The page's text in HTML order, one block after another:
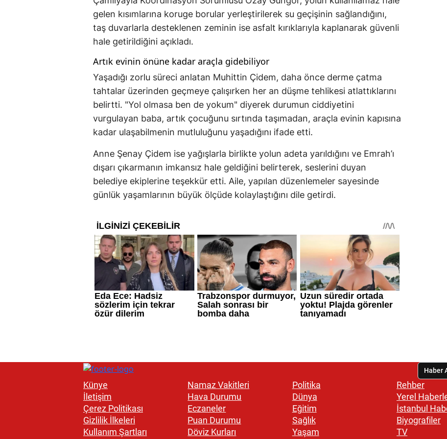
gelen kısımlarına koruge borular yerleştirilerek su geçişinin sağlandığını,
taş duvarlarla desteklenen zeminin ise asfalt kırıklarıyla kaplanarak güvenli
hale getirildiğini açıkladı.
Artık evinin önüne kadar araçla gidebiliyor
Yaşadığı zorlu süreci anlatan Muhittin Çidem, daha önce derme çatma
tahtalar üzerinden geçmeye çalışırken her an düşme tehlikesi atlattıklarını
belirtti. "Yol olmasa ben de yokum" diyerek durumun ciddiyetini
vurgulayan baba, artık çocuğunu sırtında taşımadan, araçla evinin kapısına
kadar ulaşabilmenin mutluluğunu yaşadığını ifade etti.
Anne Şenay Çidem ise yağışlarla birlikte yolun adeta yarıldığını ve Emrah’ı
dışarı çıkarmanın imkansız hale geldiğini belirterek, seslerini duyan
belediye ekiplerine teşekkür etti. Aile, yapılan düzenlemeler sayesinde
günlük yaşamlarının büyük ölçüde kolaylaştığını dile getirdi.
Künye
İletişim
Çerez Politikası
Gizlilik İlkeleri
Kullanım Şartları
Namaz Vakitleri
Hava Durumu
Eczaneler
Puan Durumu
Döviz Kurları
Politika
Dünya
Eğitim
Sağlık
Yaşam
Rehber
Yerel
İstanbul
Biyografiler
TV